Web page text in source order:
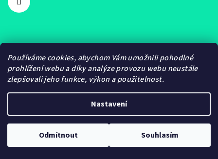
Používáme cookies, abychom Vám umožnili pohodlné
prohlížení webu a díky analýze provozu webu neustále
zlepšovali jeho funkce, výkon a použitelnost.
Nastavení
Odmítnout Souhlasím
Přihlášení
E-mail
Heslo
Přihlásit se
Nová registraceZapomenuté heslo